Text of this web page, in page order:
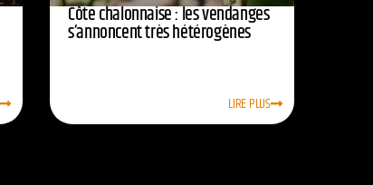
Côte chalonnaise : les vendanges
s’annoncent très hétérogènes
LIRE PLUS